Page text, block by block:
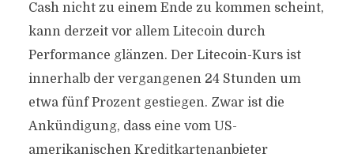
Cash nicht zu einem Ende zu kommen scheint,
kann derzeit vor allem Litecoin durch
Performance glänzen. Der Litecoin-Kurs ist
innerhalb der vergangenen 24 Stunden um
etwa fünf Prozent gestiegen. Zwar ist die
Ankündigung, dass eine vom US-
amerikanischen Kreditkartenanbieter